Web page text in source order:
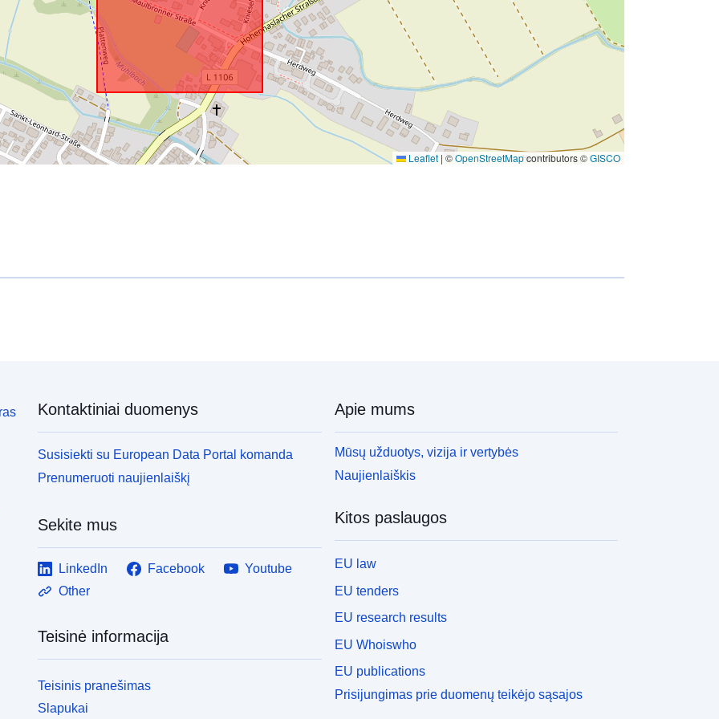
Leaflet | ©OpenStreetMapcontributors ©GISCO
Kontaktiniai duomenys
Susisiekti su European Data Portal komanda
Prenumeruoti naujienlaiškį
Sekite mus
LinkedIn Facebook
Youtube
Other
Teisinė informacija
Teisinis pranešimas
Slapukai
Apie mums
Mūsų užduotys, vizija ir vertybės
Naujienlaiškis
Kitos paslaugos
EU law
EU tenders
EU research results
EU Whoiswho
EU publications
Prisijungimas prie duomenų teikėjo sąsajos